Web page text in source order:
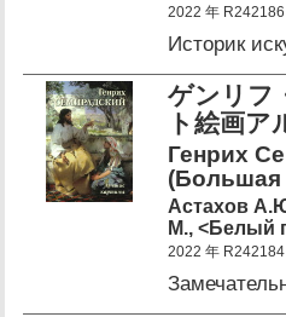
2022 年 R242186
Историк
ゲンリフ
ト絵画ア
Генрих
(Большая
Астахов
М., <Белый
2022 年 R242184